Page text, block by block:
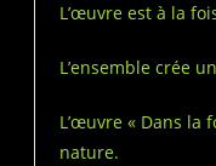
L’œuvre est à la
L’ensemble crée
L’œuvre « Dans
nature.